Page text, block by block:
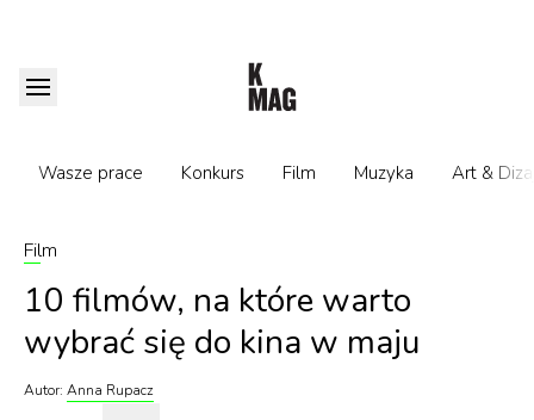
Wasze prace Konkurs Film Muzyka Art &
Film
10 filmów, na które warto
wybrać się do kina w maju
Autor: Anna Rupacz